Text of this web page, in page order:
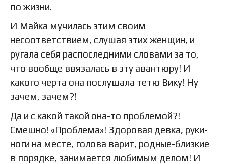
по жизни.
И Майка мучилась этим своим
несоответствием, слушая этих женщин, и
ругала себя распоследними словами за то,
что вообще ввязалась в эту авантюру! И
какого черта она послушала тетю Вику! Ну
зачем, зачем?!
Да и с какой такой она-то проблемой?!
Смешно! «Проблема»! Здоровая девка, руки-
ноги на месте, голова варит, родные-близкие
в порядке, занимается любимым делом! И